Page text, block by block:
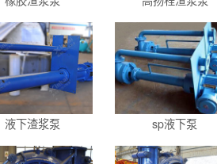
液下渣浆泵 sp液下泵